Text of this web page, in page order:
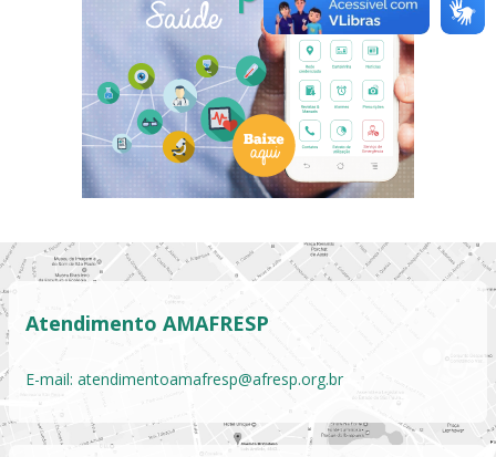
Atendimento AMAFRESP
E-mail: atendimentoamafresp@afresp.org.br